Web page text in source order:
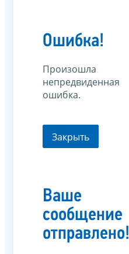
Ошибка!
Произошла
непредвиденная
ошибка.
Закрыть
Ваше
сообщение
отправлено!